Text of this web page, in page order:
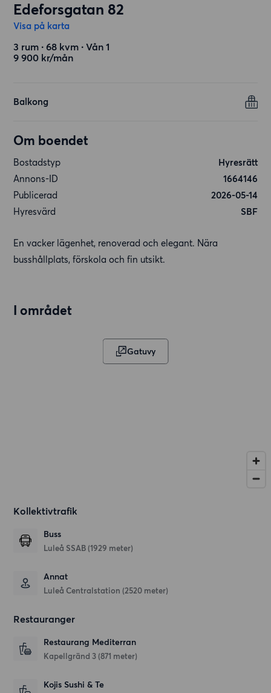
Edeforsgatan 82
Visa på karta
3 rum ∙ 68 kvm ∙ Vån 1
9 900 kr/mån
Balkong
Om boendet
Bostadstyp
Hyresrätt
Annons-ID
1664146
Publicerad
2026-05-14
Hyresvärd
SBF
En vacker lägenhet, renoverad och elegant. Nära
busshållplats, förskola och fin utsikt.
I området
Gatuvy
Kollektivtrafik
Buss
Luleå SSAB (1929 meter)
Annat
Luleå Centralstation (2520 meter)
Restauranger
Restaurang Mediterran
Kapellgränd 3 (871 meter)
Kojis Sushi & Te